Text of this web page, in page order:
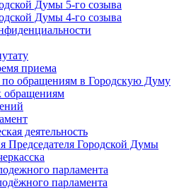
Думы 5-го созыва
Думы 4-го созыва
приема
обращениям в Городскую Думу
обращениям
деятельность
Председателя Городской Думы
парламента
парламента